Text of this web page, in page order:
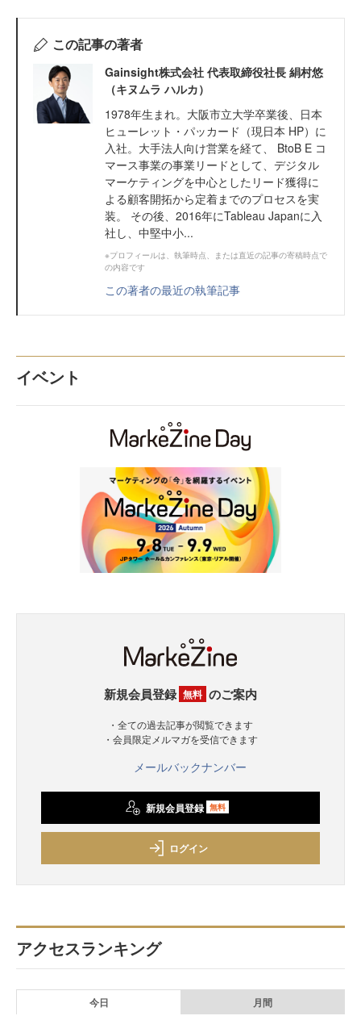
この記事の著者
Gainsight株式会社 代表取締役社長 絹村悠
（キヌムラ ハルカ）
1978年生まれ。大阪市立大学卒業後、日本
ヒューレット・パッカード（現日本 HP）に
入社。大手法人向け営業を経て、 BtoB E コ
マース事業の事業リードとして、デジタル
マーケティングを中心としたリード獲得に
よる顧客開拓から定着までのプロセスを実
装。 その後、2016年にTableau Japanに入
社し、中堅中小...
※プロフィールは、執筆時点、または直近の記事の寄稿時点で
の内容です
この著者の最近の執筆記事
イベント
新規会員登録 無料 のご案内
・全ての過去記事が閲覧できます
・会員限定メルマガを受信できます
メールバックナンバー
新規会員登録 無料
ログイン
アクセスランキング
今日 月間